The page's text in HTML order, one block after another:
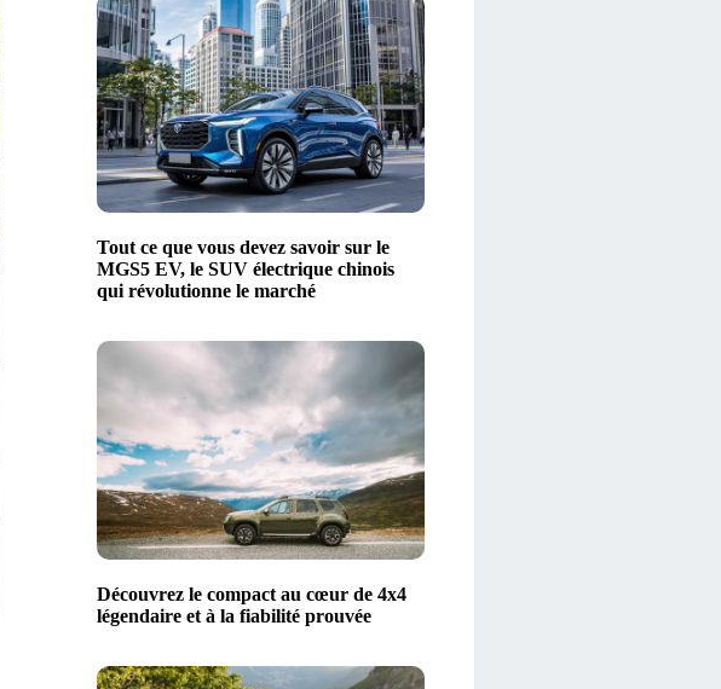
Tout ce que vous devez savoir sur le
MGS5 EV, le SUV électrique chinois
qui révolutionne le marché
Découvrez le compact au cœur de 4x4
légendaire et à la fiabilité prouvée